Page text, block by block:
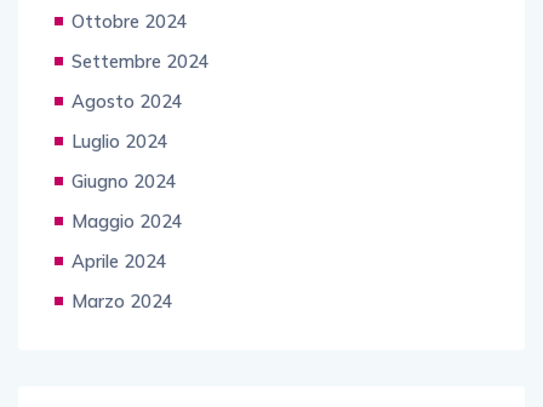
Ottobre 2024
Settembre 2024
Agosto 2024
Luglio 2024
Giugno 2024
Maggio 2024
Aprile 2024
Marzo 2024